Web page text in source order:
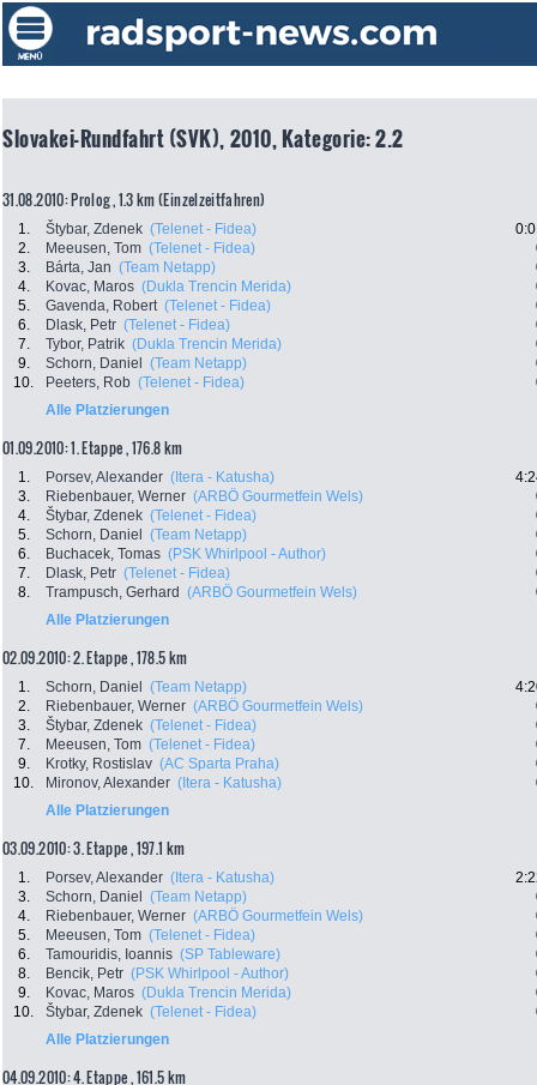
Slovakei-Rundfahrt (SVK), 2010, Kategorie: 2.2
31.08.2010: Prolog , 1.3 km (Einzelzeitfahren)
1. Štybar, Zdenek (Telenet - Fidea)
2.
Meeusen, Tom (Telenet - Fidea)
3.
Bárta, Jan (Team Netapp)
4.
Kovac, Maros (Dukla Trencin Merida)
5.
Gavenda, Robert (Telenet - Fidea)
6.
Dlask, Petr (Telenet - Fidea)
7.
Tybor, Patrik (Dukla Trencin Merida)
9.
Schorn, Daniel (Team Netapp)
10.
Peeters, Rob (Telenet - Fidea)
Alle Platzierungen
01.09.2010: 1. Etappe , 176.8 km
1. Porsev, Alexander (Itera - Katusha)
3.
Riebenbauer, Werner (ARBÖ Gourmetfein Wels)
4.
Štybar, Zdenek (Telenet - Fidea)
5.
Schorn, Daniel (Team Netapp)
6.
Buchacek, Tomas (PSK Whirlpool - Author)
7.
Dlask, Petr (Telenet - Fidea)
8.
Trampusch, Gerhard (ARBÖ Gourmetfein Wels)
Alle Platzierungen
02.09.2010: 2. Etappe , 178.5 km
1. Schorn, Daniel (Team Netapp)
2.
Riebenbauer, Werner (ARBÖ Gourmetfein Wels)
3.
Štybar, Zdenek (Telenet - Fidea)
7.
Meeusen, Tom (Telenet - Fidea)
9.
Krotky, Rostislav (AC Sparta Praha)
10.
Mironov, Alexander (Itera - Katusha)
Alle Platzierungen
03.09.2010: 3. Etappe , 197.1 km
1. Porsev, Alexander (Itera - Katusha)
3.
Schorn, Daniel (Team Netapp)
4.
Riebenbauer, Werner (ARBÖ Gourmetfein Wels)
5.
Meeusen, Tom (Telenet - Fidea)
6.
Tamouridis, Ioannis (SP Tableware)
8.
Bencik, Petr (PSK Whirlpool - Author)
9.
Kovac, Maros (Dukla Trencin Merida)
10.
Štybar, Zdenek (Telenet - Fidea)
Alle Platzierungen
04.09.2010: 4. Etappe , 161.5 km